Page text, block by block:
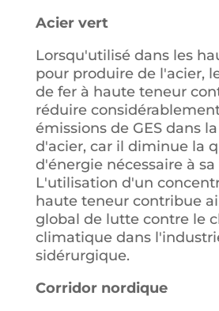
Acier vert
Lorsqu'utilisé dans les
pour produire de l'acier,
de fer à haute teneur
réduire
émissions de GES dans
d'acier, car il diminue la
d'énergie nécessaire à
L'utilisation d'un
haute teneur contribue
global de lutte contre le
climatique dans
sidérurgique.
Corridor nordique